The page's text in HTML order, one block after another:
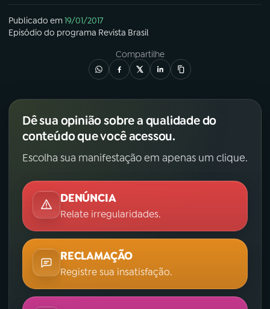
Publicado em19/01/2017
Episódio do programa Revista Brasil
Compartilhe
Dê sua opinião sobre a qualidade do
conteúdo que você acessou.
Escolha sua manifestação em apenas um clique.
DENÚNCIA
Relate irregularidades.
RECLAMAÇÃO
Registre sua insatisfação.